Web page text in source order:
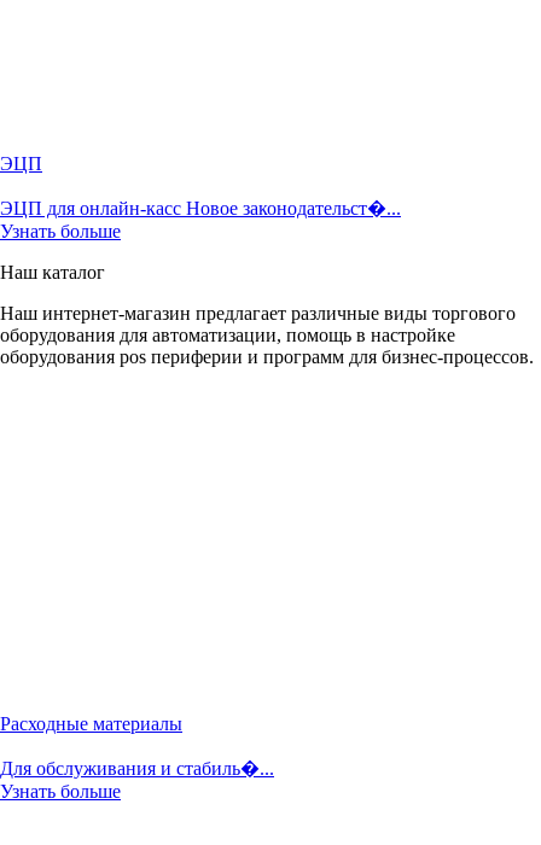
ЭЦП
ЭЦП для онлайн-касс Новое законодательст�...
Узнать больше
Наш каталог
Наш интернет-магазин предлагает различные виды торгового
оборудования для автоматизации, помощь в настройке
оборудования pos периферии и программ для бизнес-процессов.
Расходные материалы
Для обслуживания и стабиль�...
Узнать больше